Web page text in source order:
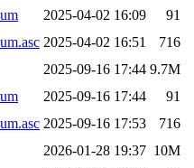
2025-04-02 16:09
91
2025-04-02 16:51
716
2025-09-16 17:44 9.7M
2025-09-16 17:44
91
2025-09-16 17:53
716
2026-01-28 19:37 10M